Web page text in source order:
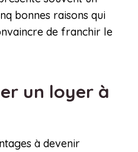
bonnes raisons qui
de franchir le
un loyer à
à devenir